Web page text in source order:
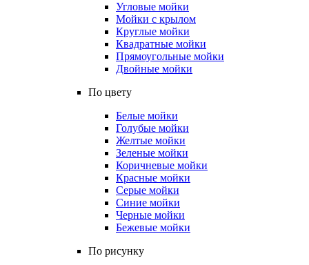
Угловые мойки
Мойки с крылом
Круглые мойки
Квадратные мойки
Прямоугольные мойки
Двойные мойки
По цвету
Белые мойки
Голубые мойки
Желтые мойки
Зеленые мойки
Коричневые мойки
Красные мойки
Серые мойки
Синие мойки
Черные мойки
Бежевые мойки
По рисунку